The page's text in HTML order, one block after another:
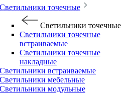
Светильники точечные
Светильники точечные
Светильники точечные
встраиваемые
Светильники точечные
накладные
Светильники встраиваемые
Светильники мебельные
Светильники модульные